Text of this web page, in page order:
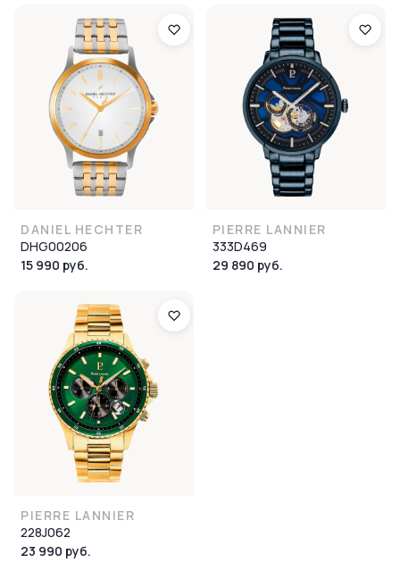
DANIEL HECHTER
DHG00206
15 990 руб.
PIERRE LANNIER
333D469
29 890 руб.
PIERRE LANNIER
228J062
23 990 руб.